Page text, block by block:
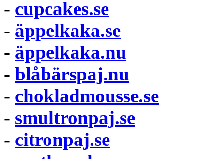
- cupcakes.se
- äppelkaka.se
- äppelkaka.nu
- blåbärspaj.nu
- chokladmousse.se
- smultronpaj.se
- citronpaj.se